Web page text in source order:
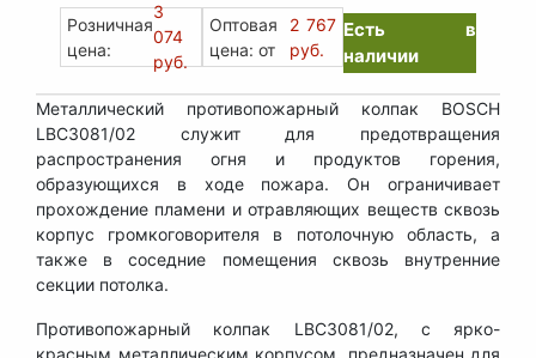
Розничная
цена:
3
074
руб.
Оптовая
цена: от
2 767
руб.
Есть в
наличии
Металлический противопожарный колпак BOSCH
LBC3081/02 служит для предотвращения
распространения огня и продуктов горения,
образующихся в ходе пожара. Он ограничивает
прохождение пламени и отравляющих веществ сквозь
корпус громкоговорителя в потолочную область, а
также в соседние помещения сквозь внутренние
секции потолка.
Противопожарный колпак LBC3081/02, с ярко-
красным металлическим корпусом, предназначен для